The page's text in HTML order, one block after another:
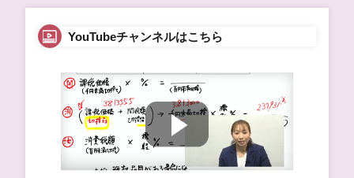
YouTubeチャンネルはこちら